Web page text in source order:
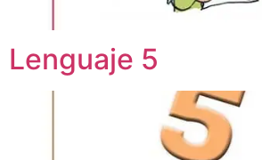
Lenguaje 5